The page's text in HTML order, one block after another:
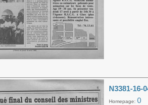
N3381-16-
Homepage: 0